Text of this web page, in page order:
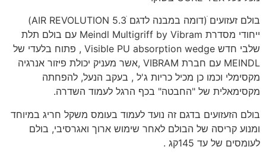
בולם זעזועים ׁ(דומה במבנה לדגם AIR REVOLUTION 5.3ׂ)
ייחודי מסדרת Meindl Multigriff by Vibram עם בולם תלת
שלבי חדש Visible PU absorption wedge , פתוח בלעדי של
MEINDL עם חברת VIBRAM ,אשר מעניק יכולת פיזור אנרגיה
מקסימלי וכמו כן מכיל כריות ג'ל , בעקב הנעל, להפחתה
מקסימאלית של "החבטה" בכף הרגל לעמוד השדרה.
בולם הזעזועים בדגם זה נועד לעמוד בעומס משקל חריג במיוחד
ומנוע קריסה של הבולם לאחר שימוש ארוך ואגרסיבי, בולם
לעומסים של עד 145קג .